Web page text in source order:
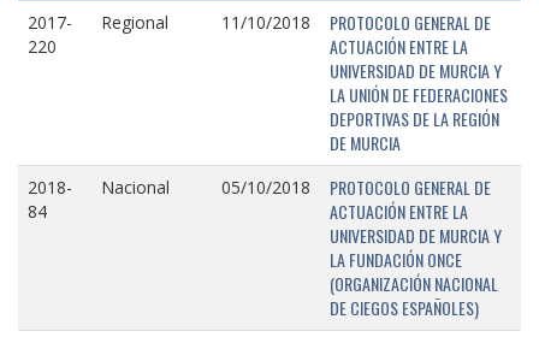
2017-
220
Regional 11/10/2018
PROTOCOLO GENERAL DE
ACTUACIÓN ENTRE LA
UNIVERSIDAD DE MURCIA Y
LA UNIÓN DE FEDERACIONES
DEPORTIVAS DE LA REGIÓN
DE MURCIA
2018-
84
Nacional 05/10/2018
PROTOCOLO GENERAL DE
ACTUACIÓN ENTRE LA
UNIVERSIDAD DE MURCIA Y
LA FUNDACIÓN ONCE
(ORGANIZACIÓN NACIONAL
DE CIEGOS ESPAÑOLES)